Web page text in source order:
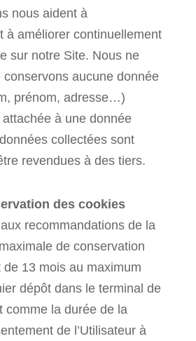
nous aident à
à améliorer continuellement
sur notre Site. Nous ne
aucune donnée
prénom, adresse…)
à une donnée
collectées sont
revendues à des tiers.
des cookies
recommandations de la
de conservation
13 mois au maximum
dépôt dans le terminal de
comme la durée de la
de l’Utilisateur à